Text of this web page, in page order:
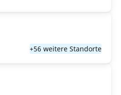
+56 weitere Standorte